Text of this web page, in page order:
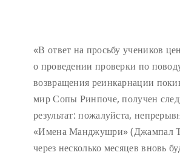
«В ответ на просьбу учеников
о проведении проверки по
возвращения реинкарнации
мир Сопы Ринпоче, получен
результат: пожалуйста,
«Имена Манджушри» (Джампал
через несколько месяцев вновь